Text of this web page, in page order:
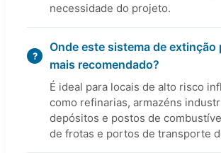
necessidade do projeto.
Onde este sistema de extinção
mais recomendado?
É ideal para locais de alto risco
como refinarias, armazéns
depósitos e postos de
de frotas e portos de transporte